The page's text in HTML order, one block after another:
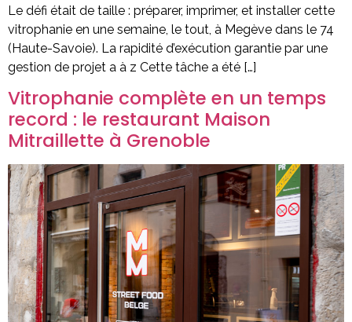
Le défi était de taille : préparer, imprimer, et installer cette
vitrophanie en une semaine, le tout, à Megève dans le 74
(Haute-Savoie). La rapidité d’exécution garantie par une
gestion de projet a à z Cette tâche a été […]
Vitrophanie complète en un temps
record : le restaurant Maison
Mitraillette à Grenoble